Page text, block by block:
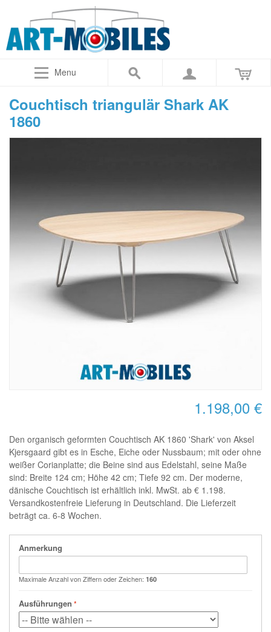
Menu
Couchtisch triangulär Shark AK
1860
1.198,00 €
Den organisch geformten Couchtisch AK 1860 'Shark' von Aksel
Kjersgaard gibt es in Esche, Eiche oder Nussbaum; mit oder ohne
weißer Corianplatte; die Beine sind aus Edelstahl, seine Maße
sind: Breite 124 cm; Höhe 42 cm; Tiefe 92 cm. Der moderne,
dänische Couchtisch ist erhältlich inkl. MwSt. ab € 1.198.
Versandkostenfreie Lieferung in Deutschland. Die Lieferzeit
beträgt ca. 6-8 Wochen.
Anmerkung
Maximale Anzahl von Ziffern oder Zeichen: 160
Ausführungen